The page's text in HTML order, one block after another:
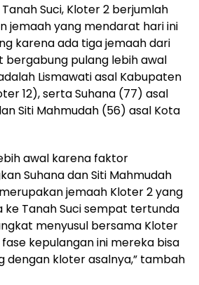
Suci, Kloter 2 berjumlah
jemaah yang mendarat hari ini
karena ada tiga jemaah dari
bergabung pulang lebih awal
Lismawati asal Kabupaten
12), serta Suhana (77) asal
Siti Mahmudah (56) asal Kota
awal karena faktor
Suhana dan Siti Mahmudah
jemaah Kloter 2 yang
Tanah Suci sempat tertunda
menyusul bersama Kloter
fase kepulangan ini mereka bisa
dengan kloter asalnya,” tambah